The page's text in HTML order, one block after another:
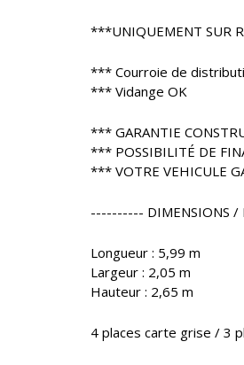
***UNIQUEMENT SUR
*** Courroie de
*** Vidange OK
*** GARANTIE
*** POSSIBILITÉ DE
*** VOTRE VEHICULE
---------- DIMENSIONS /
Longueur : 5,99 m
Largeur : 2,05 m
Hauteur : 2,65 m
4 places carte grise / 3